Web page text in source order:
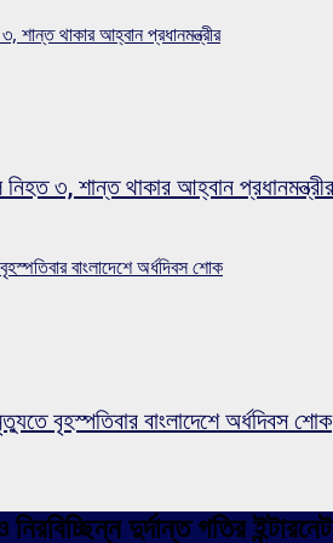
শান্ত থাকার আহ্বান প্রধানমন্ত্রীর
নিহত ৩, শান্ত থাকার আহ্বান প্রধানমন্ত্রীর
বাংলাদেশে অর্ধদিবস শোক
বৃহস্পতিবার বাংলাদেশে অর্ধদিবস শোক
নিরবিচ্ছিন্ন দুর্দান্ত গতির